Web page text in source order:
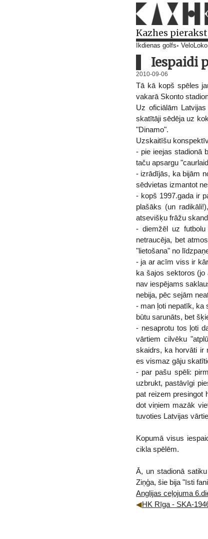
Kazhes
Ikdienas golfs VeloLoko
Iespaidi
2010-09-06
Tā kā kopš spēles
vakarā Skonto
Uz oficiālām
skatītāji sēdēja uz
"Dinamo".
Uzskaitīšu
- pie ieejas stadionā
taču apsargu
- izrādījās, ka bijām
sēdvietas izmantot
- kopš 1997.gada ir
plašāks (un
atsevišķu frāžu
- diemžēl uz futbolu
netraucēja, bet
"lietošana" no
- ja ar acīm viss ir
ka šajos sektoros (jo
nav iespējams
nebija, pēc sejām
- man ļoti nepatīk, ka
būtu sarunāts, bet
- nesaprotu tos ļoti
vārtiem cilvēku
skaidrs, ka horvāti ir
es vismaz gāju
- par pašu spēli:
uzbrukt, pastāvīgi
pat reizem presingot
dot viņiem mazāk
tuvoties Latvijas
Kopumā visus
cikla spēlēm.
Ā, un stadionā
Ziņģa, šie bija "īsti
Anglijas ceļojuma
HK Rīga - SKA-